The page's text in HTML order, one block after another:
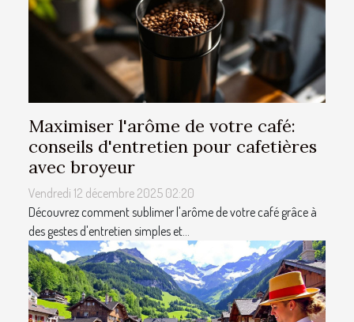
Maximiser l'arôme de votre café:
conseils d'entretien pour cafetières
avec broyeur
Vendredi 12 décembre 2025 02:20
Découvrez comment sublimer l'arôme de votre café grâce à
des gestes d'entretien simples et...